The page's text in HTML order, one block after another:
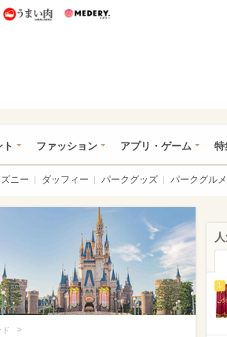
うまいパン うまい肉
ト ファッション アプリ・ゲーム 特
ニー ダッフィー パークグッズ パークグルメ
>
1